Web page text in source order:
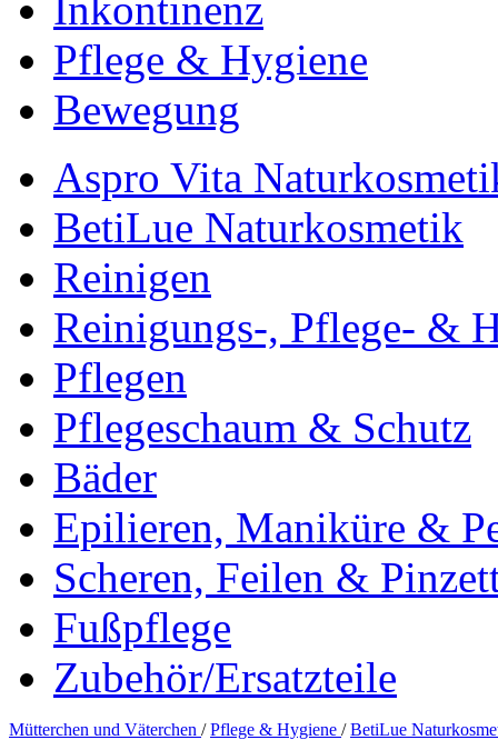
Pflege & Hygiene
Bewegung
Aspro Vita
BetiLue Naturkosmetik
Reinigen
Reinigungs-, Pflege- &
Pflegen
Pflegeschaum & Schutz
Bäder
Epilieren, Maniküre &
Scheren, Feilen &
Fußpflege
Zubehör/Ersatzteile
Mütterchen und Väterchen / Pflege & Hygiene / BetiLue